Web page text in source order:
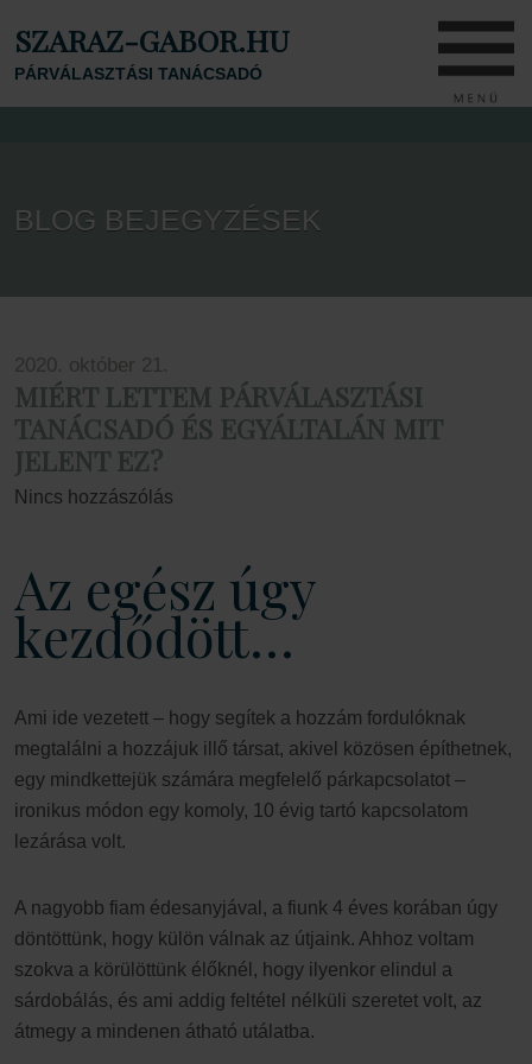
SZARAZ-GABOR.HU
PÁRVÁLASZTÁSI TANÁCSADÓ
BLOG BEJEGYZÉSEK
2020. október 21.
MIÉRT LETTEM PÁRVÁLASZTÁSI
TANÁCSADÓ ÉS EGYÁLTALÁN MIT
JELENT EZ?
Nincs hozzászólás
Az egész úgy
kezdődött…
Ami ide vezetett – hogy segítek a hozzám fordulóknak
megtalálni a hozzájuk illő társat, akivel közösen építhetnek,
egy mindkettejük számára megfelelő párkapcsolatot –
ironikus módon egy komoly, 10 évig tartó kapcsolatom
lezárása volt.
A nagyobb fiam édesanyjával, a fiunk 4 éves korában úgy
döntöttünk, hogy külön válnak az útjaink. Ahhoz voltam
szokva a körülöttünk élőknél, hogy ilyenkor elindul a
sárdobálás, és ami addig feltétel nélküli szeretet volt, az
átmegy a mindenen átható utálatba.